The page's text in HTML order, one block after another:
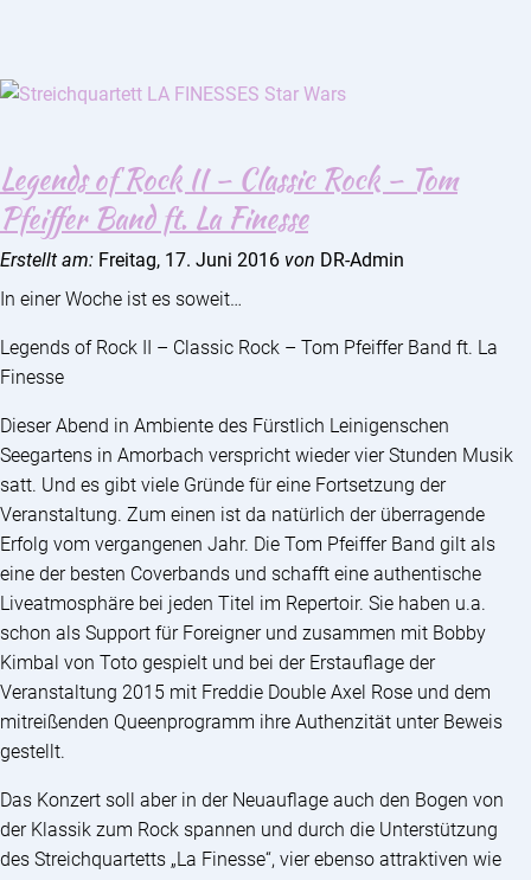
Legends of Rock II – Classic Rock – Tom
Pfeiffer Band ft. La Finesse
Erstellt am: Freitag, 17. Juni 2016 von DR-Admin
In einer Woche ist es soweit…
Legends of Rock II – Classic Rock – Tom Pfeiffer Band ft. La
Finesse
Dieser Abend in Ambiente des Fürstlich Leinigenschen
Seegartens in Amorbach verspricht wieder vier Stunden Musik
satt. Und es gibt viele Gründe für eine Fortsetzung der
Veranstaltung. Zum einen ist da natürlich der überragende
Erfolg vom vergangenen Jahr. Die Tom Pfeiffer Band gilt als
eine der besten Coverbands und schafft eine authentische
Liveatmosphäre bei jeden Titel im Repertoir. Sie haben u.a.
schon als Support für Foreigner und zusammen mit Bobby
Kimbal von Toto gespielt und bei der Erstauflage der
Veranstaltung 2015 mit Freddie Double Axel Rose und dem
mitreißenden Queenprogramm ihre Authenzität unter Beweis
gestellt.
Das Konzert soll aber in der Neuauflage auch den Bogen von
der Klassik zum Rock spannen und durch die Unterstützung
des Streichquartetts „La Finesse“, vier ebenso attraktiven wie